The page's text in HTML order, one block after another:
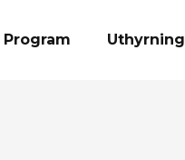
Program Uthyrning